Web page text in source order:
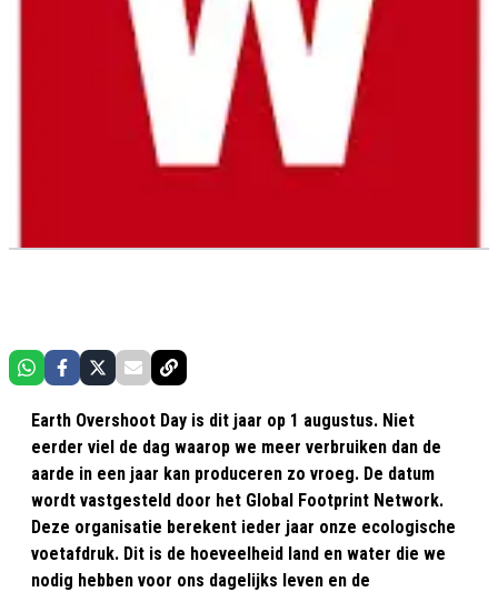
Earth Overshoot Day is dit jaar op 1 augustus. Niet
eerder viel de dag waarop we meer verbruiken dan de
aarde in een jaar kan produceren zo vroeg. De datum
wordt vastgesteld door het Global Footprint Network.
Deze organisatie berekent ieder jaar onze ecologische
voetafdruk. Dit is de hoeveelheid land en water die we
nodig hebben voor ons dagelijks leven en de